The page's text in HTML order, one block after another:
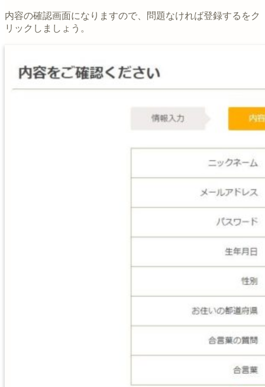
内容の確認画面になりますので、問題なければ登録するをク
リックしましょう。